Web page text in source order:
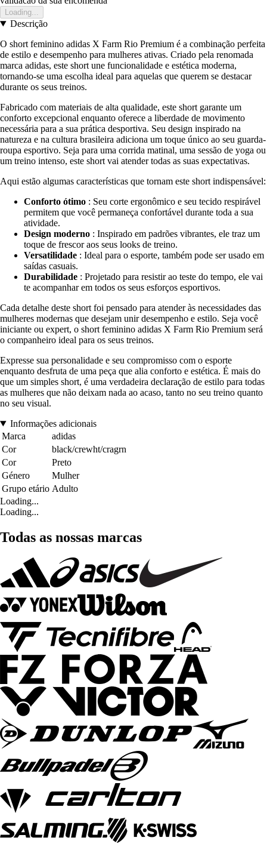
Loading...
Descrição
O short feminino adidas X Farm Rio Premium é a combinação perfeita
de estilo e desempenho para mulheres ativas. Criado pela renomada
marca adidas, este short une funcionalidade e estética moderna,
tornando-se uma escolha ideal para aquelas que querem se destacar
durante os seus treinos.
Fabricado com materiais de alta qualidade, este short garante um
conforto excepcional enquanto oferece a liberdade de movimento
necessária para a sua prática desportiva. Seu design inspirado na
natureza e na cultura brasileira adiciona um toque único ao seu guarda-
roupa esportivo. Seja para uma corrida matinal, uma sessão de yoga ou
um treino intenso, este short vai atender todas as suas expectativas.
Aqui estão algumas características que tornam este short indispensável:
Conforto ótimo : Seu corte ergonômico e seu tecido respirável
permitem que você permaneça confortável durante toda a sua
atividade.
Design moderno : Inspirado em padrões vibrantes, ele traz um
toque de frescor aos seus looks de treino.
Versatilidade : Ideal para o esporte, também pode ser usado em
saídas casuais.
Durabilidade : Projetado para resistir ao teste do tempo, ele vai
te acompanhar em todos os seus esforços esportivos.
Cada detalhe deste short foi pensado para atender às necessidades das
mulheres modernas que desejam unir desempenho e estilo. Seja você
iniciante ou expert, o short feminino adidas X Farm Rio Premium será
o companheiro ideal para os seus treinos.
Expresse sua personalidade e seu compromisso com o esporte
enquanto desfruta de uma peça que alia conforto e estética. É mais do
que um simples short, é uma verdadeira declaração de estilo para todas
as mulheres que não deixam nada ao acaso, tanto no seu treino quanto
no seu visual.
Informações adicionais
Marca
adidas
Cor
black/crewht/cragrn
Cor
Preto
Género
Mulher
Grupo etário Adulto
Loading...
Loading...
Todas as nossas marcas